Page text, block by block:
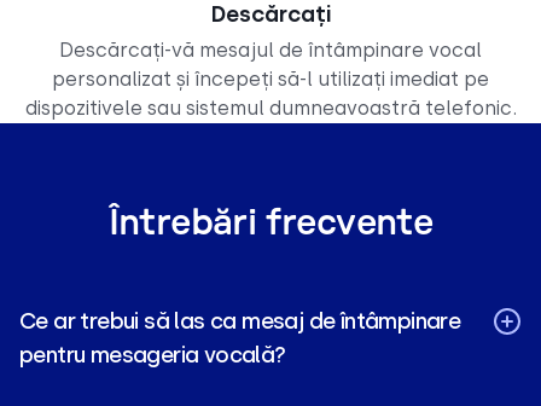
Descărcați
Descărcați-vă mesajul de întâmpinare vocal
personalizat și începeți să-l utilizați imediat pe
dispozitivele sau sistemul dumneavoastră telefonic.
Întrebări frecvente
Ce ar trebui să las ca mesaj de întâmpinare
pentru mesageria vocală?